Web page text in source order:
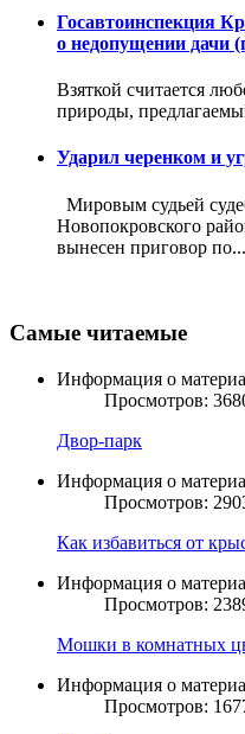
Госавтоинспекция
о недопущении дачи
Взяткой считается
природы,
Ударил черенком и
Мировым судьей
Новопокровского
вынесен приговор по...
Самые читаемые
Информация о
Просмотров:
Двор-парк
Информация о
Просмотров:
Как избавиться от
Информация о
Просмотров:
Мошки в комнатных
Информация о
Просмотров: